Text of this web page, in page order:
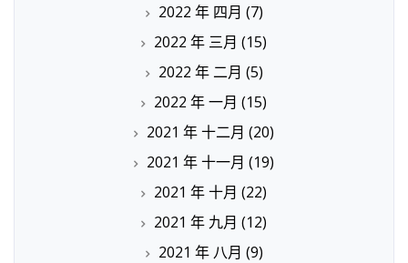
2022 年 四月 (7)
2022 年 三月 (15)
2022 年 二月 (5)
2022 年 一月 (15)
2021 年 十二月 (20)
2021 年 十一月 (19)
2021 年 十月 (22)
2021 年 九月 (12)
2021 年 八月 (9)